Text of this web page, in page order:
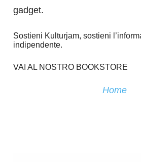
gadget.
Sostieni Kulturjam, sostieni
indipendente.
VAI AL NOSTRO BOOKSTORE
Home